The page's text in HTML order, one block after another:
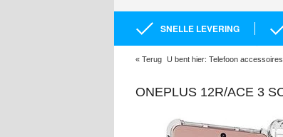
SNELLE LEVERING
« Terug U bent hier: Telefoon accessoires
ONEPLUS 12R/ACE 3